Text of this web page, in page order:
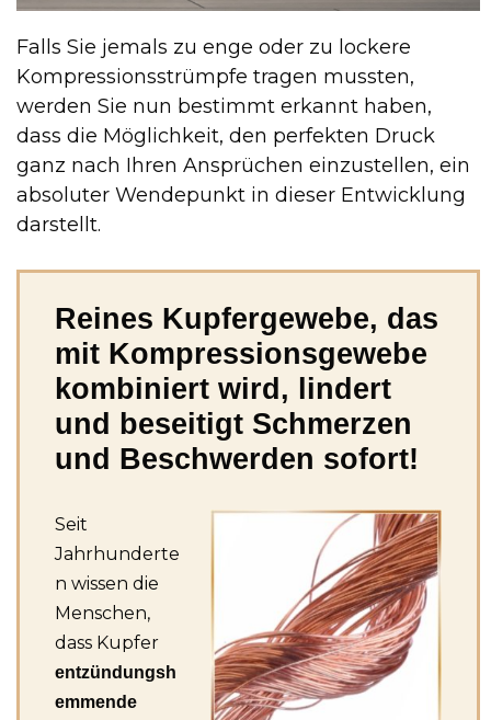
Falls Sie jemals zu enge oder zu lockere
Kompressionsstrümpfe tragen mussten,
werden Sie nun bestimmt erkannt haben,
dass die Möglichkeit, den perfekten Druck
ganz nach Ihren Ansprüchen einzustellen, ein
absoluter Wendepunkt in dieser Entwicklung
darstellt.
Reines Kupfergewebe, das
mit Kompressionsgewebe
kombiniert wird, lindert
und beseitigt Schmerzen
und Beschwerden sofort!
Seit
Jahrhunderte
n wissen die
Menschen,
dass Kupfer
entzündungsh
emmende